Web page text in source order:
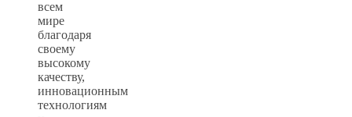
всем
мире
благодаря
своему
высокому
качеству,
инновационным
технологиям